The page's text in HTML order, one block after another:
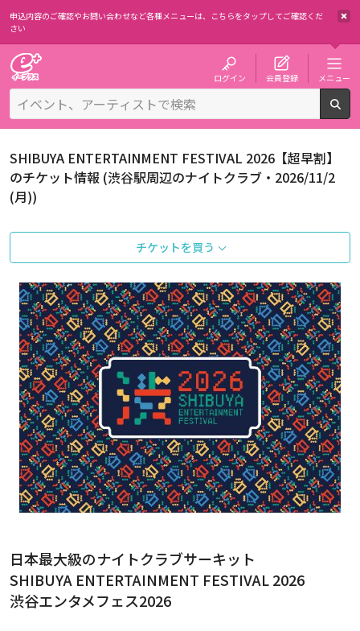
申込内容のご確認やお問い合わせなど各種メニューは、 こちらをタップしてご確認くだ
さい
ログイン 会員登録 メニュー
SHIBUYA ENTERTAINMENT FESTIVAL 2026【超早割】
のチケット情報 (渋谷駅周辺のナイトクラブ・2026/11/2
(月))
チケットを買う
日本最大級のナイトクラブサーキット
SHIBUYA ENTERTAINMENT FESTIVAL 2026
渋谷エンタメフェス2026